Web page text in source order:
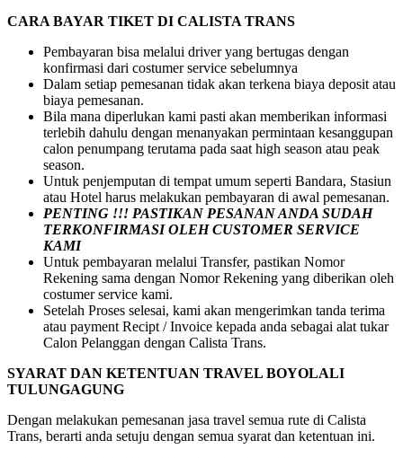
CARA BAYAR TIKET DI CALISTA TRANS
Pembayaran bisa melalui driver yang bertugas dengan
konfirmasi dari costumer service sebelumnya
Dalam setiap pemesanan tidak akan terkena biaya deposit atau
biaya pemesanan.
Bila mana diperlukan kami pasti akan memberikan informasi
terlebih dahulu dengan menanyakan permintaan kesanggupan
calon penumpang terutama pada saat high season atau peak
season.
Untuk penjemputan di tempat umum seperti Bandara, Stasiun
atau Hotel harus melakukan pembayaran di awal pemesanan.
PENTING !!! PASTIKAN PESANAN ANDA SUDAH
TERKONFIRMASI OLEH CUSTOMER SERVICE
KAMI
Untuk pembayaran melalui Transfer, pastikan Nomor
Rekening sama dengan Nomor Rekening yang diberikan oleh
costumer service kami.
Setelah Proses selesai, kami akan mengerimkan tanda terima
atau payment Recipt / Invoice kepada anda sebagai alat tukar
Calon Pelanggan dengan Calista Trans.
SYARAT DAN KETENTUAN TRAVEL BOYOLALI
TULUNGAGUNG
Dengan melakukan pemesanan jasa travel semua rute di Calista
Trans, berarti anda setuju dengan semua syarat dan ketentuan ini.